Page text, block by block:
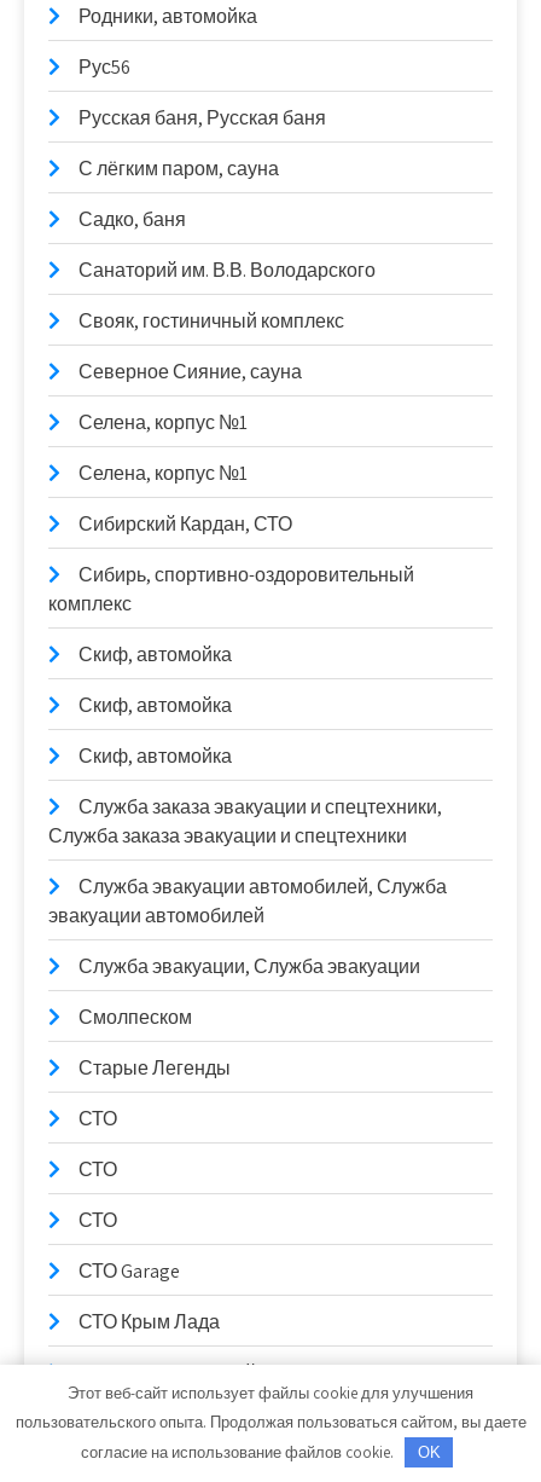
Родники, автомойка
Рус56
Русская баня, Русская баня
С лёгким паром, сауна
Садко, баня
Санаторий им. В.В. Володарского
Свояк, гостиничный комплекс
Северное Сияние, сауна
Селена, корпус №1
Селена, корпус №1
Сибирский Кардан, СТО
Сибирь, спортивно-оздоровительный
комплекс
Скиф, автомойка
Скиф, автомойка
Скиф, автомойка
Служба заказа эвакуации и спецтехники,
Служба заказа эвакуации и спецтехники
Служба эвакуации автомобилей, Служба
эвакуации автомобилей
Служба эвакуации, Служба эвакуации
Смолпеском
Старые Легенды
СТО
СТО
СТО
СТО Garage
СТО Крым Лада
СТО на Мельничной
Стрекоза, гостевой дом
Этот веб-сайт использует файлы cookie для улучшения
пользовательского опыта. Продолжая пользоваться сайтом, вы даете
согласие на использование файлов cookie.
OK